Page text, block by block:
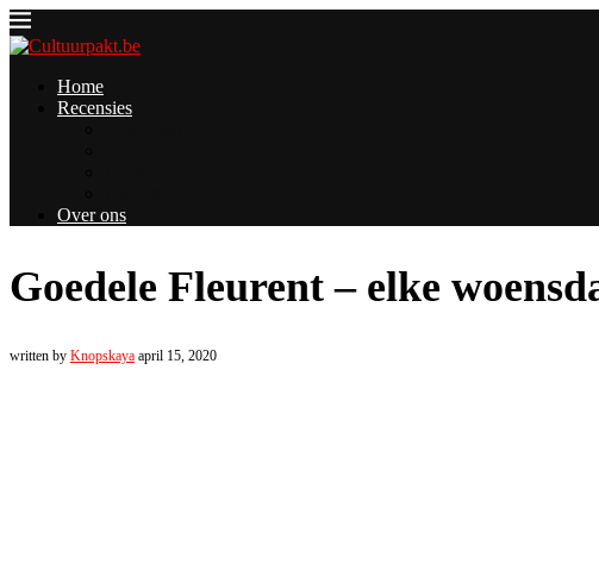
Home
Recensies
Over ons
Goedele Fleurent – elke
written by Knopskaya april 15, 2020